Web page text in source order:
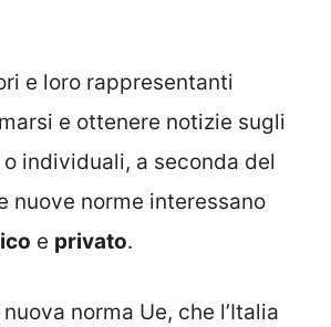
e loro rappresentanti
e ottenere notizie sugli
individuali, a seconda del
nuove norme interessano
e privato.
norma Ue, che l’Italia